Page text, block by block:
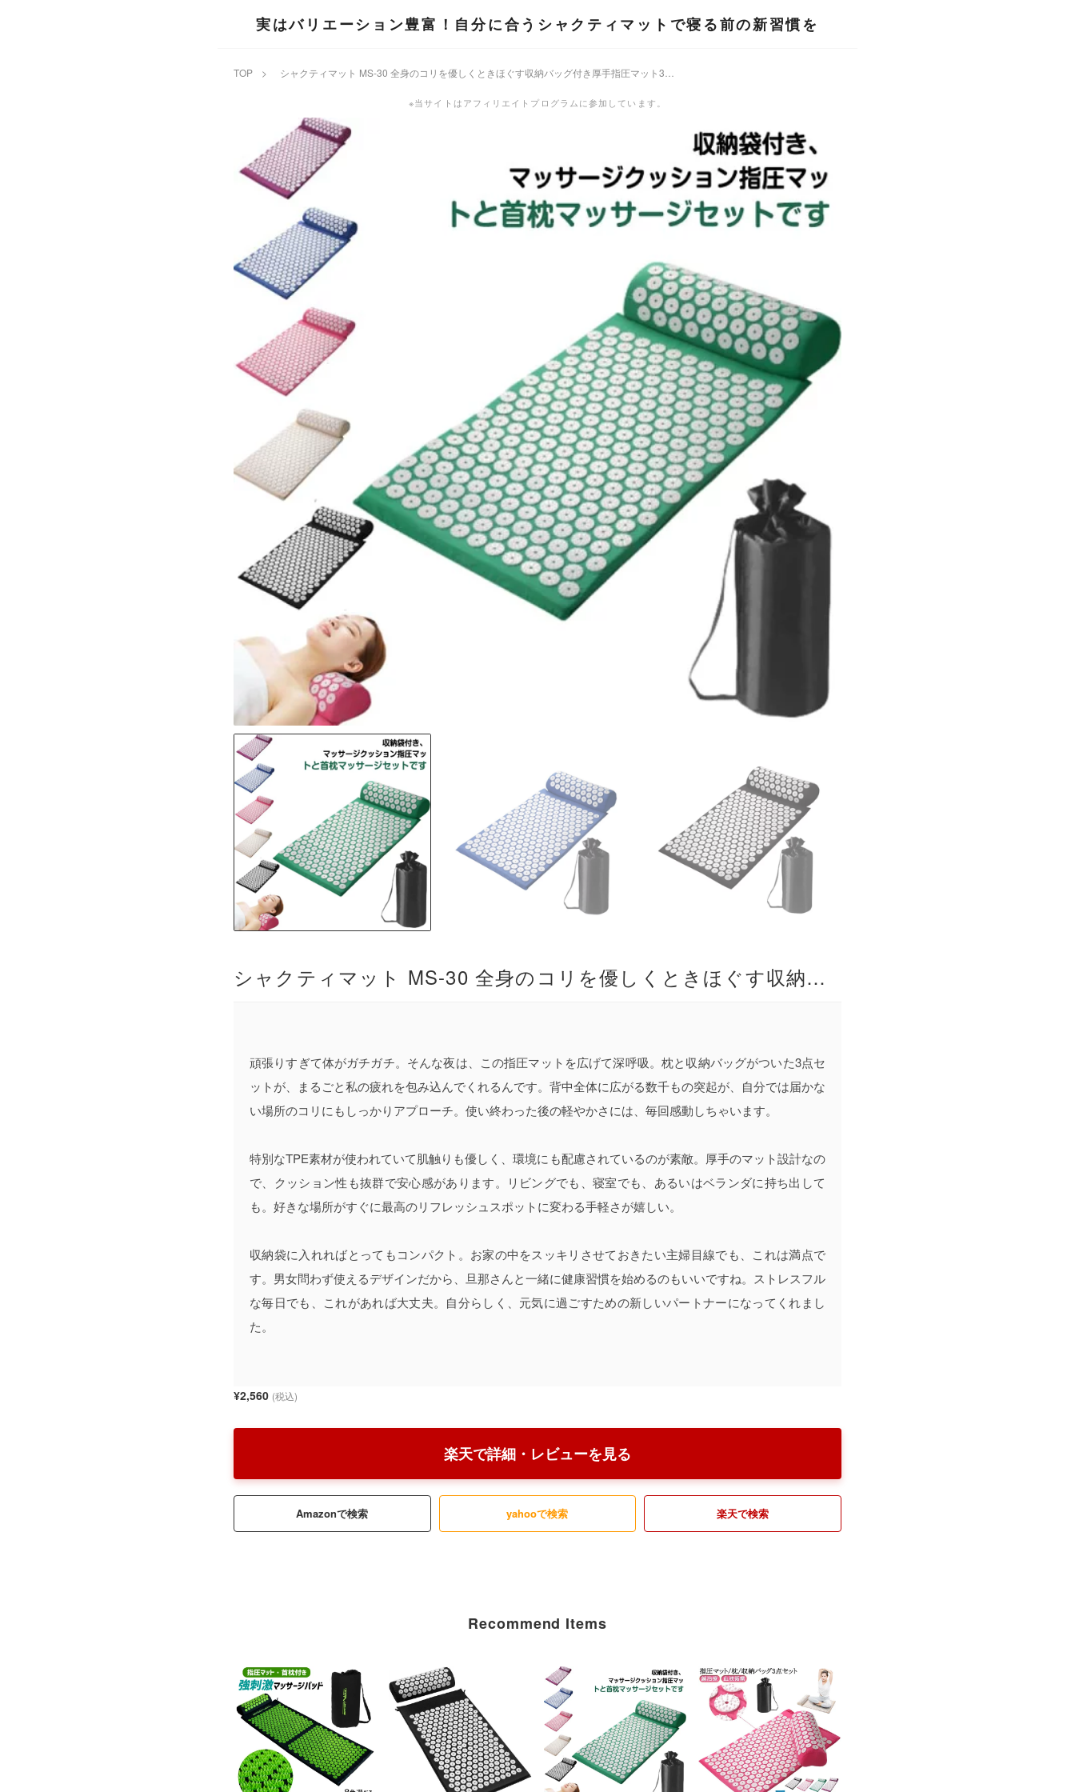
実はバリエーション豊富！自分に合うシャクティマットで寝る前の新習慣を
TOP >
※当サイトはアフィリエイトプログラムに参加しています。
シャクティマット MS-30 全身のコリを優しくときほぐす収納バッグ付き厚手指圧マット3点セット 枕 血液循環促進 安全素材 室内室外兼用 男女兼用 ストレス解消
頑張りすぎて体がガチガチ。そんな夜は、この指圧マットを広げて深呼吸。枕と収納バッグがついた3点セ
ットが、まるごと私の疲れを包み込んでくれるんです。背中全体に広がる数千もの突起が、自分では届かな
い場所のコリにもしっかりアプローチ。使い終わった後の軽やかさには、毎回感動しちゃいます。
特別なTPE素材が使われていて肌触りも優しく、環境にも配慮されているのが素敵。厚手のマット設計なの
で、クッション性も抜群で安心感があります。リビングでも、寝室でも、あるいはベランダに持ち出して
も。好きな場所がすぐに最高のリフレッシュスポットに変わる手軽さが嬉しい。
収納袋に入れればとってもコンパクト。お家の中をスッキリさせておきたい主婦目線でも、これは満点で
す。男女問わず使えるデザインだから、旦那さんと一緒に健康習慣を始めるのもいいですね。ストレスフル
な毎日でも、これがあれば大丈夫。自分らしく、元気に過ごすための新しいパートナーになってくれまし
た。
¥2,560 (税込)
楽天で詳細・レビューを見る
Amazonで検索 yahooで検索 楽天で検索
Recommend Items